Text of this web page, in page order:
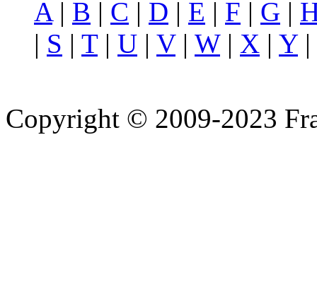
A| B | C | D | E | F | G |
| S | T| U | V| W| X | Y|
Copyright © 2009-2023